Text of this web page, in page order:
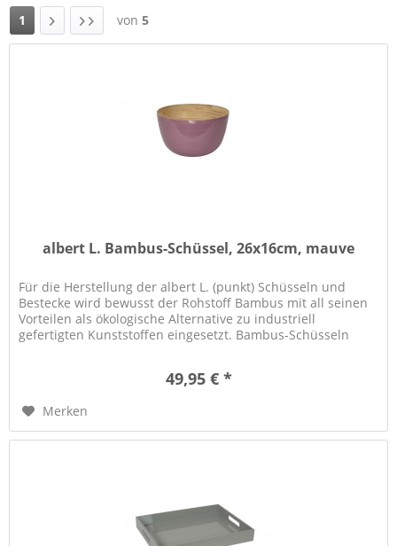
1 von 5
albert L. Bambus-Schüssel, 26x16cm, mauve
Für die Herstellung der albert L. (punkt) Schüsseln und
Bestecke wird bewusst der Rohstoff Bambus mit all seinen
Vorteilen als ökologische Alternative zu industriell
gefertigten Kunststoffen eingesetzt. Bambus-Schüsseln
49,95 € *
Merken